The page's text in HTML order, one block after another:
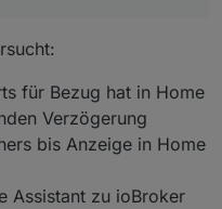
für Bezug hat in Home
Verzögerung
bis Anzeige in Home
Assistant zu ioBroker